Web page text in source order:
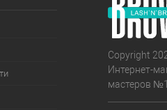
Copyright
Интернет-
мастеров